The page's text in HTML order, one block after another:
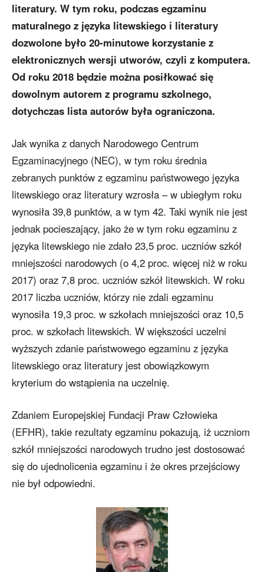
literatury. W tym roku, podczas egzaminu
maturalnego z języka litewskiego i literatury
dozwolone było 20-minutowe korzystanie z
elektronicznych wersji utworów, czyli z komputera.
Od roku 2018 będzie można posiłkować się
dowolnym autorem z programu szkolnego,
dotychczas lista autorów była ograniczona.
Jak wynika z danych Narodowego Centrum
Egzaminacyjnego (NEC), w tym roku średnia
zebranych punktów z egzaminu państwowego języka
litewskiego oraz literatury wzrosła – w ubiegłym roku
wynosiła 39,8 punktów, a w tym 42. Taki wynik nie jest
jednak pocieszający, jako że w tym roku egzaminu z
języka litewskiego nie zdało 23,5 proc. uczniów szkół
mniejszości narodowych (o 4,2 proc. więcej niż w roku
2017) oraz 7,8 proc. uczniów szkół litewskich. W roku
2017 liczba uczniów, którzy nie zdali egzaminu
wynosiła 19,3 proc. w szkołach mniejszości oraz 10,5
proc. w szkołach litewskich. W większości uczelni
wyższych zdanie państwowego egzaminu z języka
litewskiego oraz literatury jest obowiązkowym
kryterium do wstąpienia na uczelnię.
Zdaniem Europejskiej Fundacji Praw Człowieka
(EFHR), takie rezultaty egzaminu pokazują, iż uczniom
szkół mniejszości narodowych trudno jest dostosować
się do ujednolicenia egzaminu i że okres przejściowy
nie był odpowiedni.